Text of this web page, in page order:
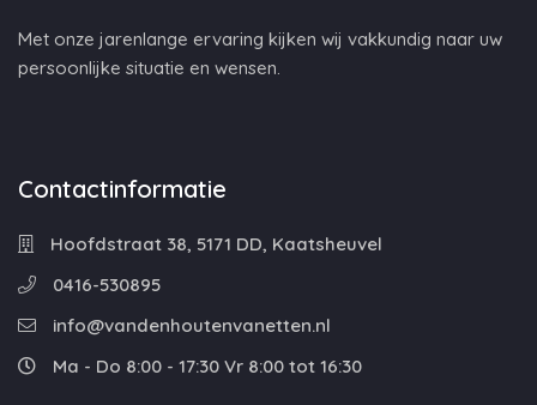
Met onze jarenlange ervaring kijken wij vakkundig naar uw
persoonlijke situatie en wensen.
Contactinformatie
Hoofdstraat 38, 5171 DD, Kaatsheuvel
0416-530895
info@vandenhoutenvanetten.nl
Ma - Do 8:00 - 17:30 Vr 8:00 tot 16:30